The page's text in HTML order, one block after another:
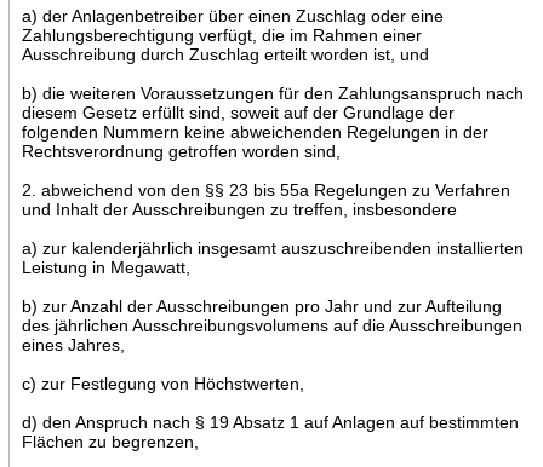
a) der Anlagenbetreiber über einen Zuschlag oder eine
Zahlungsberechtigung verfügt, die im Rahmen einer
Ausschreibung durch Zuschlag erteilt worden ist, und
b) die weiteren Voraussetzungen für den Zahlungsanspruch nach
diesem Gesetz erfüllt sind, soweit auf der Grundlage der
folgenden Nummern keine abweichenden Regelungen in der
Rechtsverordnung getroffen worden sind,
2. abweichend von den §§ 23 bis 55a Regelungen zu Verfahren
und Inhalt der Ausschreibungen zu treffen, insbesondere
a) zur kalenderjährlich insgesamt auszuschreibenden installierten
Leistung in Megawatt,
b) zur Anzahl der Ausschreibungen pro Jahr und zur Aufteilung
des jährlichen Ausschreibungsvolumens auf die Ausschreibungen
eines Jahres,
c) zur Festlegung von Höchstwerten,
d) den Anspruch nach § 19 Absatz 1 auf Anlagen auf bestimmten
Flächen zu begrenzen,